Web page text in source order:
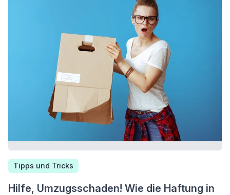
Tipps und Tricks
Hilfe, Umzugsschaden! Wie die Haftung in